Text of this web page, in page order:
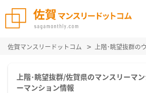
佐賀マンスリードットコム 上階･眺望抜群の
上階･眺望抜群/佐賀県のマンスリーマ
ーマンション情報